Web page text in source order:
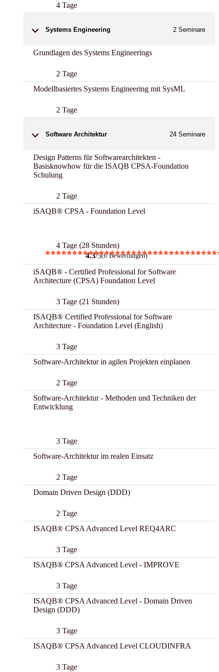
4 Tage
Systems Engineering 2 Seminare
Grundlagen des Systems Engineerings
2 Tage
Modellbasiertes Systems Engineering mit SysML
2 Tage
Software Architektur 24 Seminare
Design Patterns für Softwarearchitekten -
Basisknowhow für die ISAQB CPSA-Foundation
Schulung
2 Tage
iSAQB® CPSA - Foundation Level
4 Tage (28 Stunden)
4.3/5(6 Bewertungen)
iSAQB® - Certified Professional for Software
Architecture (CPSA) Foundation Level
3 Tage (21 Stunden)
ISAQB® Certified Professional for Software
Architecture - Foundation Level (English)
3 Tage
Software-Architektur in agilen Projekten einplanen
2 Tage
Software-Architektur - Methoden und Techniken der
Entwicklung
3 Tage
Software-Architektur im realen Einsatz
2 Tage
Domain Driven Design (DDD)
2 Tage
ISAQB® CPSA Advanced Level REQ4ARC
3 Tage
ISAQB® CPSA Advanced Level - IMPROVE
3 Tage
ISAQB® CPSA Advanced Level - Domain Driven
Design (DDD)
3 Tage
ISAQB® CPSA Advanced Level CLOUDINFRA
3 Tage